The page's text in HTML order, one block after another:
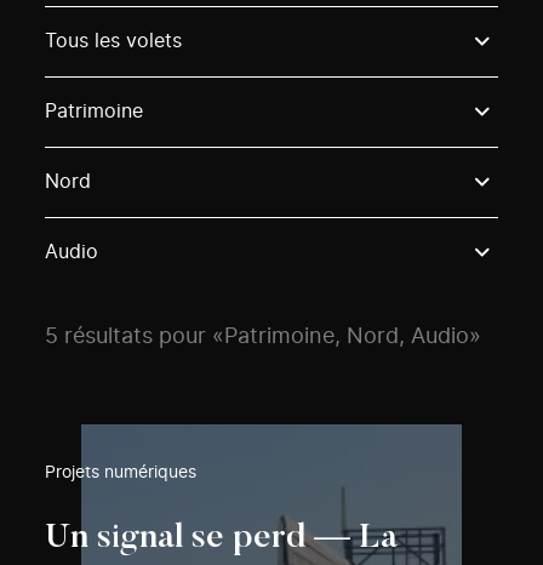
Tous les volets
Patrimoine
Nord
Audio
5 résultats pour «Patrimoine, Nord, Audio»
Projets numériques
Un signal se perd — La